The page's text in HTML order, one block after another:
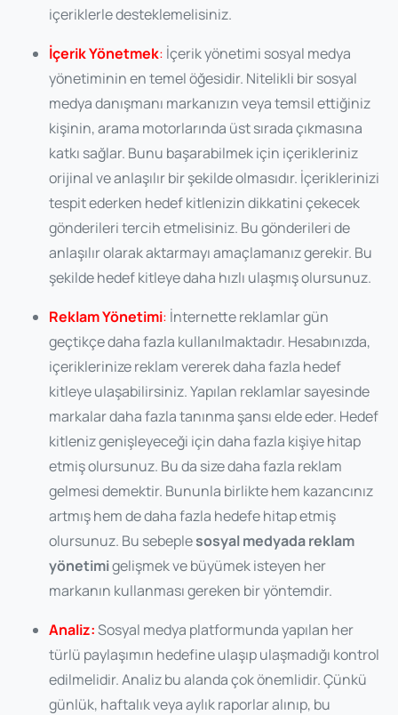
içeriklerle desteklemelisiniz.
İçerik Yönetmek: İçerik yönetimi sosyal medya
yönetiminin en temel öğesidir. Nitelikli bir sosyal
medya danışmanı markanızın veya temsil ettiğiniz
kişinin, arama motorlarında üst sırada çıkmasına
katkı sağlar. Bunu başarabilmek için içerikleriniz
orijinal ve anlaşılır bir şekilde olmasıdır. İçeriklerinizi
tespit ederken hedef kitlenizin dikkatini çekecek
gönderileri tercih etmelisiniz. Bu gönderileri de
anlaşılır olarak aktarmayı amaçlamanız gerekir. Bu
şekilde hedef kitleye daha hızlı ulaşmış olursunuz.
Reklam Yönetimi: İnternette reklamlar gün
geçtikçe daha fazla kullanılmaktadır. Hesabınızda,
içeriklerinize reklam vererek daha fazla hedef
kitleye ulaşabilirsiniz. Yapılan reklamlar sayesinde
markalar daha fazla tanınma şansı elde eder. Hedef
kitleniz genişleyeceği için daha fazla kişiye hitap
etmiş olursunuz. Bu da size daha fazla reklam
gelmesi demektir. Bununla birlikte hem kazancınız
artmış hem de daha fazla hedefe hitap etmiş
olursunuz. Bu sebeplesosyal medyada reklam
yönetimigelişmek ve büyümek isteyen her
markanın kullanması gereken bir yöntemdir.
Analiz:Sosyal medya platformunda yapılan her
türlü paylaşımın hedefine ulaşıp ulaşmadığı kontrol
edilmelidir. Analiz bu alanda çok önemlidir. Çünkü
günlük, haftalık veya aylık raporlar alınıp, bu